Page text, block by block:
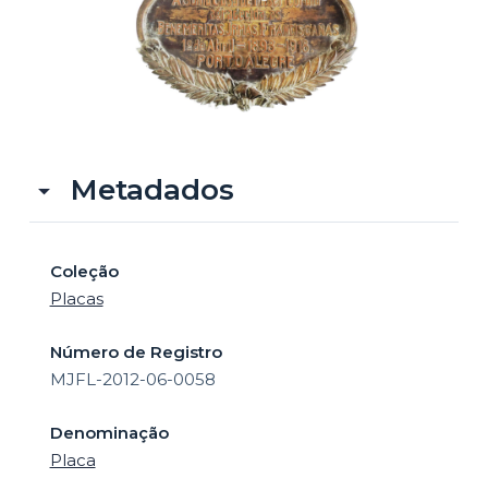
Metadados
Coleção
Placas
Número de Registro
MJFL-2012-06-0058
Denominação
Placa